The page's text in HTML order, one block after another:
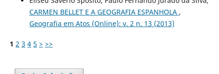
CARMEN BELLET E A GEOGRAFIA ESPANHOLA ,
Geografia em Atos (Online): v. 2 n. 13 (2013)
1 2 3 4 5 > >>